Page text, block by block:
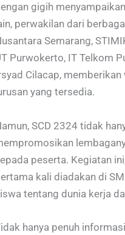
gigih
perwakilan dari
Semarang,
Purwokerto, IT Telkom
Cilacap,
yang tersedia.
SCD 2324 tidak
peserta. Kegiatan
kali diadakan di
tentang dunia kerja
hanya penuh